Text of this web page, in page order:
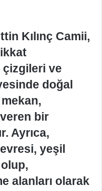
Kılınç Camii,
çizgileri ve
doğal
mekan,
bir
Ayrıca,
yeşil
alanları olarak